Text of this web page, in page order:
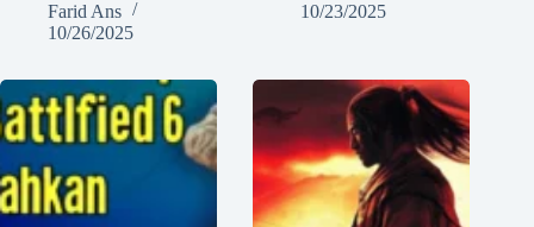
Farid Ans
10/26/2025
10/23/2025